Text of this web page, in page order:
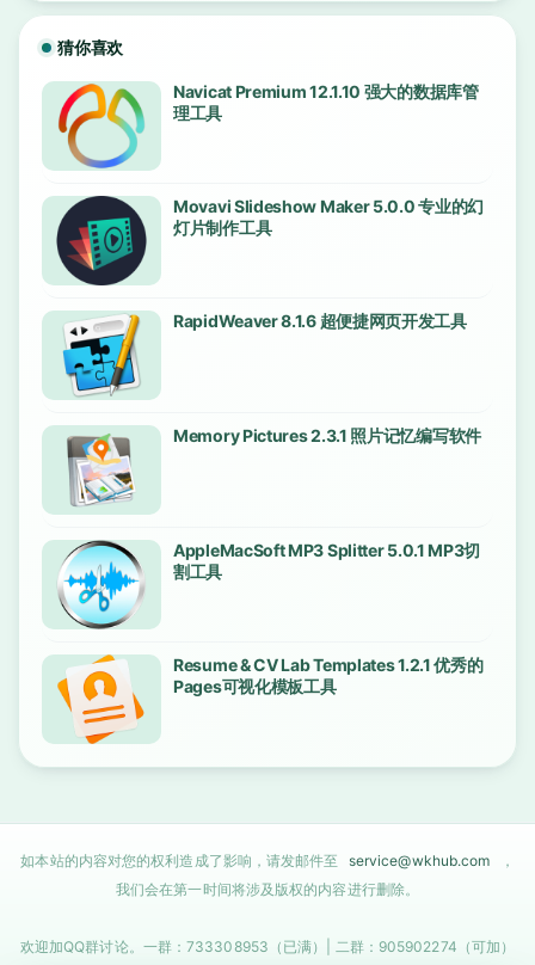
猜你喜欢
Navicat Premium 12.1.10 强大的数据库管
理工具
Movavi Slideshow Maker 5.0.0 专业的幻
灯片制作工具
RapidWeaver 8.1.6 超便捷网页开发工具
Memory Pictures 2.3.1 照片记忆编写软件
AppleMacSoft MP3 Splitter 5.0.1 MP3切
割工具
Resume & CV Lab Templates 1.2.1 优秀的
Pages可视化模板工具
如本站的内容对您的权利造成了影响，请发邮件至 service@wkhub.com
，
我们会在第一时间将涉及版权的内容进行删除。
欢迎加QQ群讨论。一群：733308953（已满）| 二群：905902274（可加）